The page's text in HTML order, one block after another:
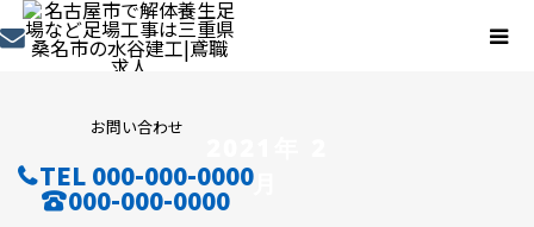
お問い合わせ
TEL 000-000-0000
000-000-0000
月